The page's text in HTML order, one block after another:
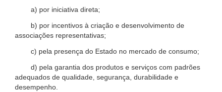
a) por iniciativa direta;
b) por incentivos à criação e desenvolvimento de
associações representativas;
c) pela presença do Estado no mercado de consumo;
d) pela garantia dos produtos e serviços com padrões
adequados de qualidade, segurança, durabilidade e
desempenho.